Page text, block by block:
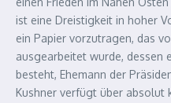
ist eine Dreistigkeit in hoher
ein Papier vorzutragen, das
ausgearbeitet wurde, dessen
besteht, Ehemann der
Kushner verfügt über absolut